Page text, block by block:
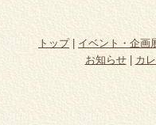
トップ|イベント・企画
お知らせ|カ